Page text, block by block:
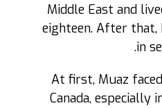
Middle East and
eighteen. After that,
in
At first, Muaz
Canada, especially